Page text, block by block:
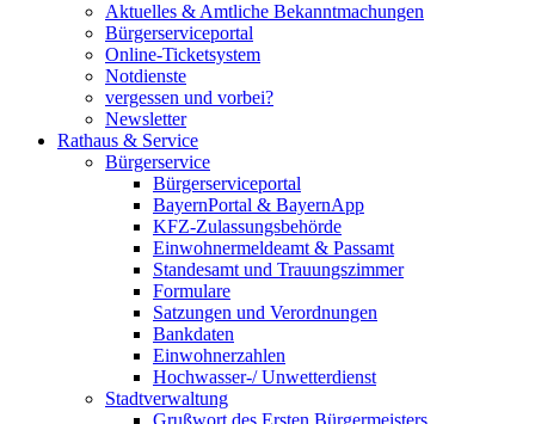
Aktuelles & Amtliche Bekanntmachungen
Bürgerserviceportal
Online-Ticketsystem
Notdienste
vergessen und vorbei?
Newsletter
Rathaus & Service
Bürgerservice
Bürgerserviceportal
BayernPortal & BayernApp
KFZ-Zulassungsbehörde
Einwohnermeldeamt & Passamt
Standesamt und Trauungszimmer
Formulare
Satzungen und Verordnungen
Bankdaten
Einwohnerzahlen
Hochwasser-/ Unwetterdienst
Stadtverwaltung
Grußwort des Ersten Bürgermeisters